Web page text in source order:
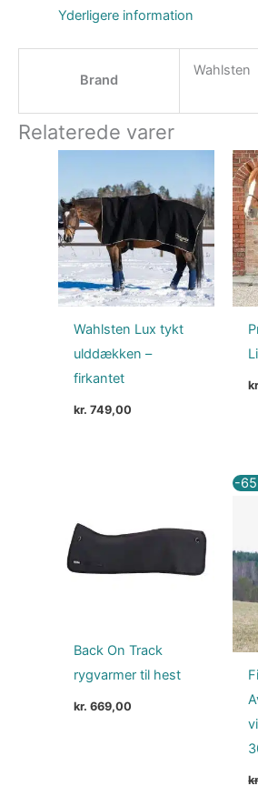
Yderligere information
Brand
Wahlsten
Relaterede varer
Wahlsten Lux tykt
ulddækken –
firkantet
kr. 749,00
Back On Track
rygvarmer til hest
kr. 669,00
-